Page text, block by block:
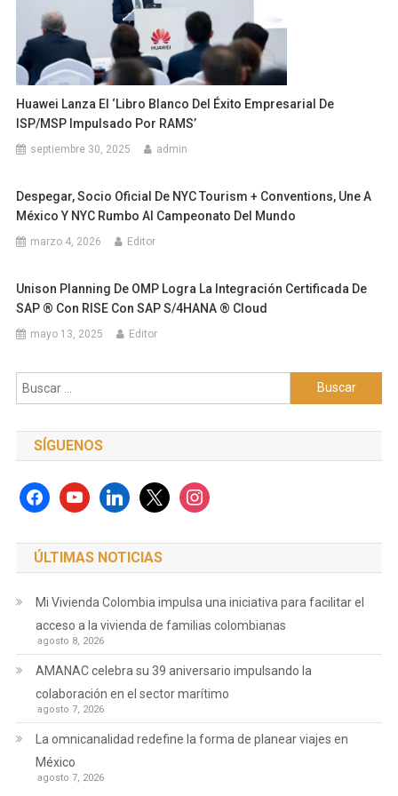
Huawei Lanza El ‘Libro Blanco Del Éxito Empresarial De
ISP/MSP Impulsado Por RAMS’
septiembre 30, 2025 admin
Despegar, Socio Oficial De NYC Tourism + Conventions, Une A
México Y NYC Rumbo Al Campeonato Del Mundo
marzo 4, 2026 Editor
Unison Planning De OMP Logra La Integración Certificada De
SAP ® Con RISE Con SAP S/4HANA ® Cloud
mayo 13, 2025 Editor
Buscar:
SÍGUENOS
facebookyoutubelinkedinx instagram
ÚLTIMAS NOTICIAS
Mi Vivienda Colombia impulsa una iniciativa para facilitar el
acceso a la vivienda de familias colombianas
agosto 8, 2026
AMANAC celebra su 39 aniversario impulsando la
colaboración en el sector marítimo
agosto 7, 2026
La omnicanalidad redefine la forma de planear viajes en
México
agosto 7, 2026